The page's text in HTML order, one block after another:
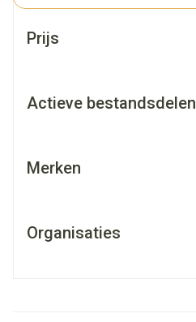
Prijs
Actieve bestandsdelen
Merken
Organisaties